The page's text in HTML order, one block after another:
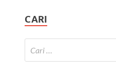
CARI